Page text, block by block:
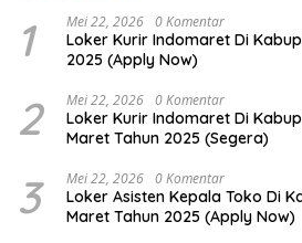
1 Mei 22, 2026 0 Komentar
Loker Kurir Indomaret Di
2025 (Apply Now)
2 Mei 22, 2026 0 Komentar
Loker Kurir Indomaret Di
Maret Tahun 2025 (Segera)
3 Mei 22, 2026 0 Komentar
Loker Asisten Kepala Toko Di
Maret Tahun 2025 (Apply Now)